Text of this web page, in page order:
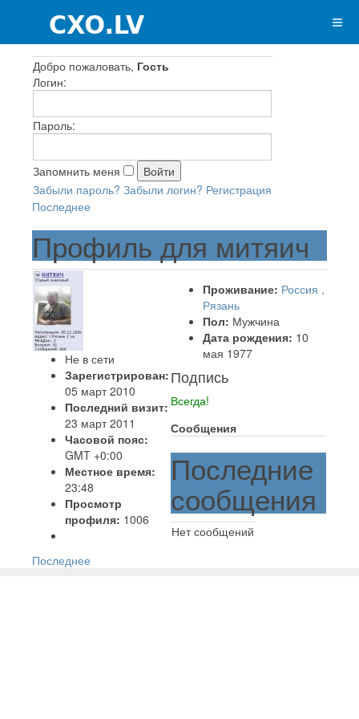
Добро пожаловать, Гость
Логин:
Пароль:
Запомнить меня
Забыли пароль? Забыли логин? Регистрация
Последнее
Профиль для митяич
Не в сети
Зарегистрирован:
05 март 2010
Последний визит:
23 март 2011
Часовой пояс:
GMT +0:00
Местное время:
23:48
Просмотр
профиля: 1006
Проживание: Россия ,
Рязань
Пол: Мужчина
Дата рождения: 10
мая 1977
Подпись
Всегда!
Сообщения
Последние
сообщения
Нет сообщений
Последнее